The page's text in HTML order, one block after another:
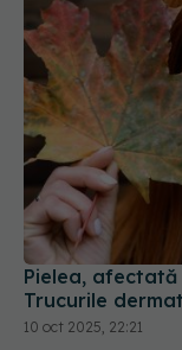
Pielea,
Trucurile
10 oct 2025, 22:21